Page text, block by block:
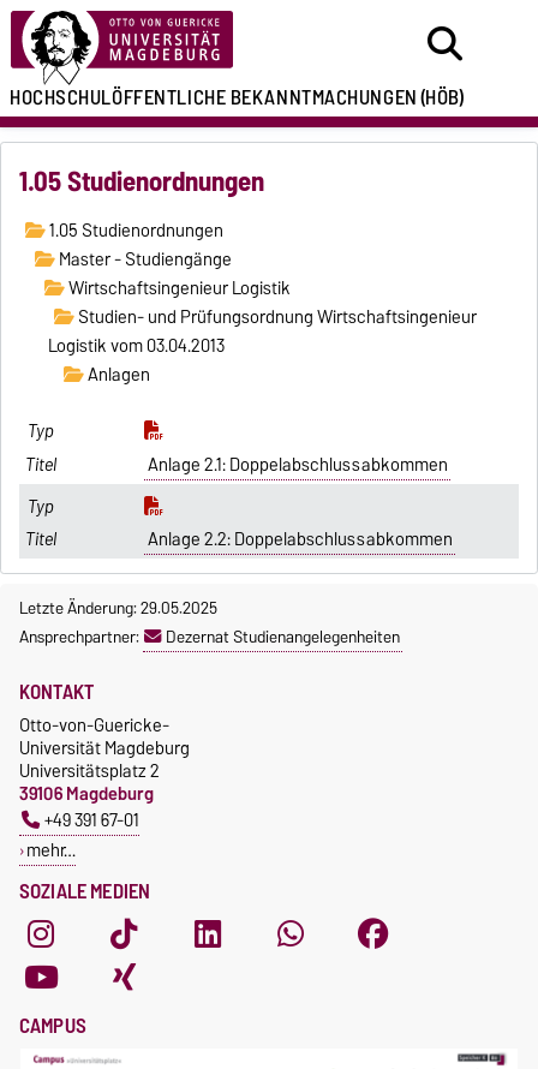
HOCHSCHULÖFFENTLICHEBEKANNTMACHUNGEN(HÖB)
1.05 Studienordnungen
1.05 Studienordnungen
Master - Studiengänge
Wirtschaftsingenieur Logistik
Studien- und Prüfungsordnung Wirtschaftsingenieur
Logistik vom 03.04.2013
Anlagen
Anlage 2.1: Doppelabschlussabkommen
Anlage 2.2: Doppelabschlussabkommen
Letzte Änderung: 29.05.2025
Ansprechpartner:
Dezernat Studienangelegenheiten
SOZIALE MEDIEN
KONTAKT
Otto-von-Guericke-
Universität Magdeburg
Universitätsplatz 2
39106 Magdeburg
+49 391 67-01
mehr…
CAMPUS